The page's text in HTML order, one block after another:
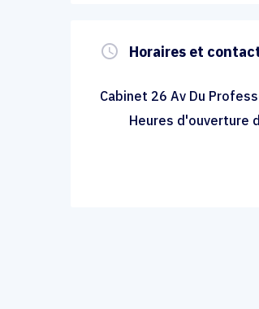
query_builder Horaires et
Cabinet 26 Av Du
Heures d'ouverture